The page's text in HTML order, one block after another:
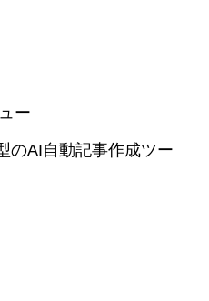
ー
のAI自動記事作成ツー